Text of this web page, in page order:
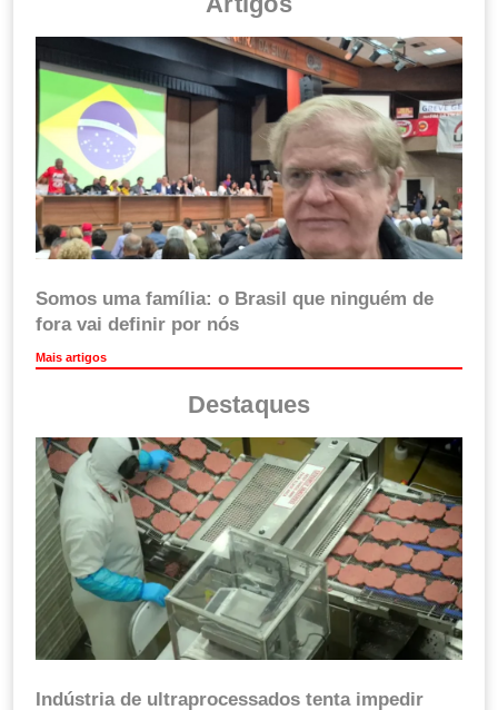
Somos uma família: o Brasil que ninguém de
fora vai definir por nós
Mais artigos
Destaques
Indústria de ultraprocessados tenta impedir